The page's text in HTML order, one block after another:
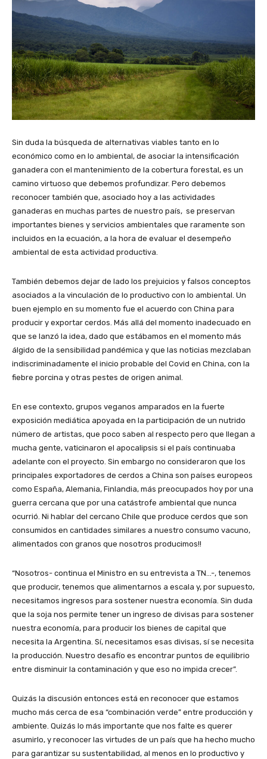
Sin duda la búsqueda de alternativas viables tanto en lo
económico como en lo ambiental, de asociar la intensificación
ganadera con el mantenimiento de la cobertura forestal, es un
camino virtuoso que debemos profundizar. Pero debemos
reconocer también que, asociado hoy a las actividades
ganaderas en muchas partes de nuestro país, se preservan
importantes bienes y servicios ambientales que raramente son
incluidos en la ecuación, a la hora de evaluar el desempeño
ambiental de esta actividad productiva.
También debemos dejar de lado los prejuicios y falsos conceptos
asociados a la vinculación de lo productivo con lo ambiental. Un
buen ejemplo en su momento fue el acuerdo con China para
producir y exportar cerdos. Más allá del momento inadecuado en
que se lanzó la idea, dado que estábamos en el momento más
álgido de la sensibilidad pandémica y que las noticias mezclaban
indiscriminadamente el inicio probable del Covid en China, con la
fiebre porcina y otras pestes de origen animal.
En ese contexto, grupos veganos amparados en la fuerte
exposición mediática apoyada en la participación de un nutrido
número de artistas, que poco saben al respecto pero que llegan a
mucha gente, vaticinaron el apocalipsis si el país continuaba
adelante con el proyecto. Sin embargo no consideraron que los
principales exportadores de cerdos a China son países europeos
como España, Alemania, Finlandia, más preocupados hoy por una
guerra cercana que por una catástrofe ambiental que nunca
ocurrió. Ni hablar del cercano Chile que produce cerdos que son
consumidos en cantidades similares a nuestro consumo vacuno,
alimentados con granos que nosotros producimos!!
“Nosotros- continua el Ministro en su entrevista a TN…-, tenemos
que producir, tenemos que alimentarnos a escala y, por supuesto,
necesitamos ingresos para sostener nuestra economía. Sin duda
que la soja nos permite tener un ingreso de divisas para sostener
nuestra economía, para producir los bienes de capital que
necesita la Argentina. Sí, necesitamos esas divisas, sí se necesita
la producción. Nuestro desafío es encontrar puntos de equilibrio
entre disminuir la contaminación y que eso no impida crecer”.
Quizás la discusión entonces está en reconocer que estamos
mucho más cerca de esa “combinación verde” entre producción y
ambiente. Quizás lo más importante que nos falte es querer
asumirlo, y reconocer las virtudes de un país que ha hecho mucho
para garantizar su sustentabilidad, al menos en lo productivo y